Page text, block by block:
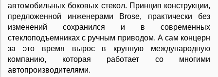
автомобильных боковых стекол. Принцип конструкции,
предложенной инженерами Brose, практически без
изменений сохранился и в современных
стеклоподъемниках с ручным приводом. А сам концерн
за это время вырос в крупную международную
компанию, которая работает со многими
автопроизводителями.